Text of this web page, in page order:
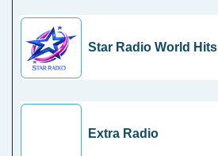
Star Radio World Hits
Extra Radio